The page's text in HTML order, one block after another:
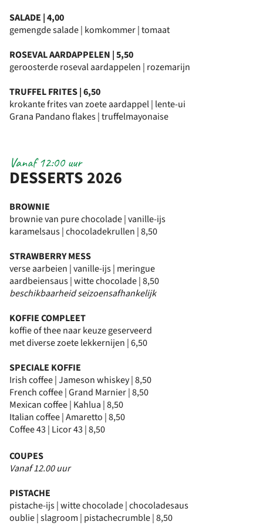
SALADE | 4,00
gemengde salade | komkommer | tomaat
ROSEVAL AARDAPPELEN | 5,50
geroosterde roseval aardappelen | rozemarijn
TRUFFEL FRITES | 6,50
krokante frites van zoete aardappel | lente-ui
Grana Pandano flakes | truffelmayonaise
DESSERTS 2026
Vanaf 12:00 uur
BROWNIE
brownie van pure chocolade | vanille-ijs
karamelsaus | chocoladekrullen | 8,50
STRAWBERRY MESS
verse aarbeien | vanille-ijs | meringue
aardbeiensaus | witte chocolade | 8,50
beschikbaarheid seizoensafhankelijk
KOFFIE COMPLEET
koffie of thee naar keuze geserveerd
met diverse zoete lekkernijen | 6,50
SPECIALE KOFFIE
Irish coffee | Jameson whiskey | 8,50
French coffee | Grand Marnier | 8,50
Mexican coffee | Kahlua | 8,50
Italian coffee | Amaretto | 8,50
Coffee 43 | Licor 43 | 8,50
COUPES
Vanaf 12.00 uur
PISTACHE
pistache-ijs | witte chocolade | chocoladesaus
oublie | slagroom | pistachecrumble | 8,50